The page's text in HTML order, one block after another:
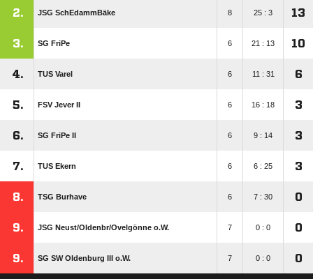
2. JSG SchEdammBäke 8 25 : 3 13
3. SG FriPe 6 21 : 13 10
4. TUS Varel 6 11 : 31 6
5. FSV Jever II 6 16 : 18 3
6. SG FriPe II 6 9 : 14 3
7. TUS Ekern 6 6 : 25 3
8. TSG Burhave 6 7 : 30 0
9. JSG Neust/​Oldenbr/​Ovelgönne o.W. 7 0 : 0 0
9. SG SW Oldenburg III o.W. 7 0 : 0 0